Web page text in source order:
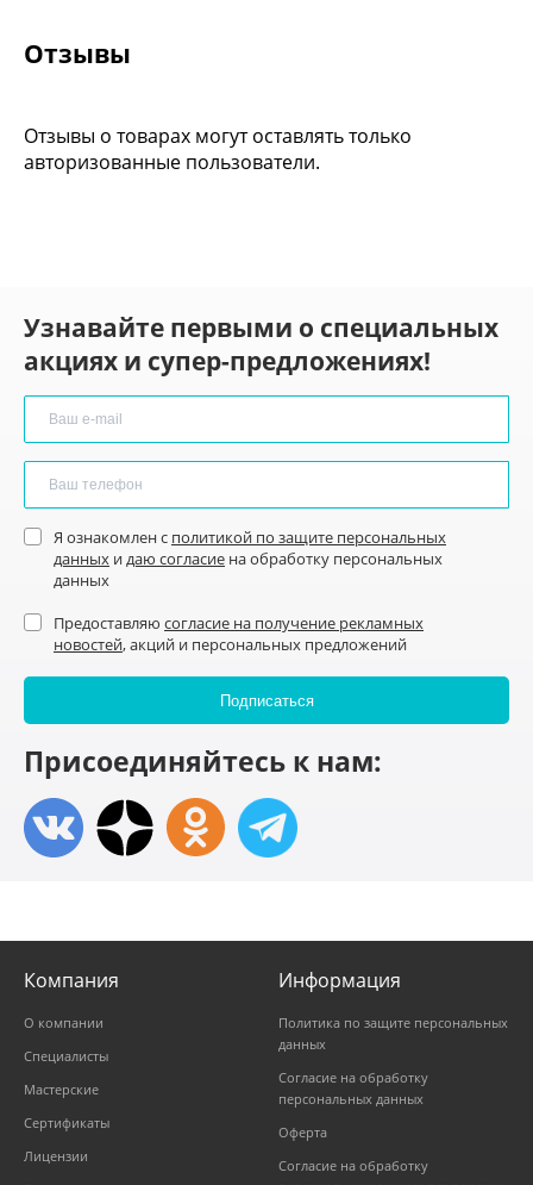
Отзывы
Отзывы о товарах могут оставлять только
авторизованные пользователи.
Узнавайте первыми о специальных
акциях и супер-предложениях!
Я ознакомлен с политикой по защите персональных
данных идаю согласие на обработку персональных
данных
Предоставляю согласие на получение рекламных
новостей, акций и персональных предложений
Присоединяйтесь к нам:
Компания
О компании
Специалисты
Мастерские
Сертификаты
Лицензии
Информация
Политика по защите персональных
данных
Согласие на обработку
персональных данных
Оферта
Согласие на обработку